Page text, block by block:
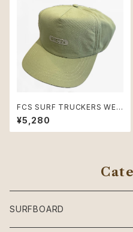
FCS SURF TRUCKERS WET
CAP Eucalyptus
¥5,280
SURFBOARD